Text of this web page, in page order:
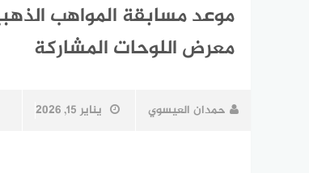
موعد مسابقة المواهب
معرض اللوحات المشاركة
حمدان العيسوي يناير 15, 2026